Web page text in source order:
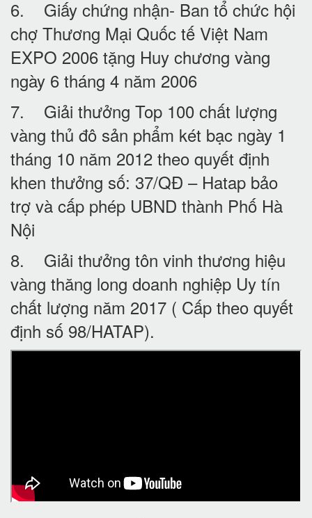
6. Giấy chứng nhận- Ban tổ chức hội
chợ Thương Mại Quốc tế Việt Nam
EXPO 2006 tặng Huy chương vàng
ngày 6 tháng 4 năm 2006
7. Giải thưởng Top 100 chất lượng
vàng thủ đô sản phẩm két bạc ngày 1
tháng 10 năm 2012 theo quyết định
khen thưởng số: 37/QĐ – Hatap bảo
trợ và cấp phép UBND thành Phố Hà
Nội
8. Giải thưởng tôn vinh thương hiệu
vàng thăng long doanh nghiệp Uy tín
chất lượng năm 2017 ( Cấp theo quyết
định số 98/HATAP).